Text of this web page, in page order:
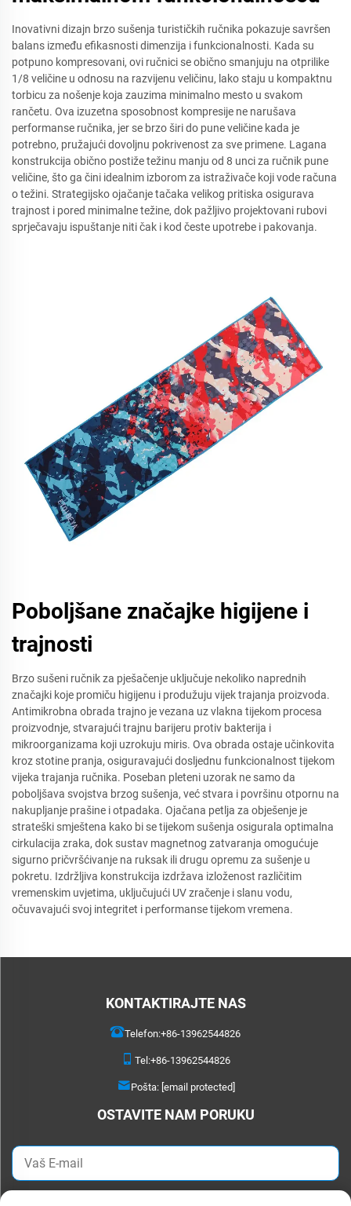
Inovativni dizajn brzo sušenja turističkih ručnika pokazuje savršen
balans između efikasnosti dimenzija i funkcionalnosti. Kada su
potpuno kompresovani, ovi ručnici se obično smanjuju na otprilike
1/8 veličine u odnosu na razvijenu veličinu, lako staju u kompaktnu
torbicu za nošenje koja zauzima minimalno mesto u svakom
rančetu. Ova izuzetna sposobnost kompresije ne narušava
performanse ručnika, jer se brzo širi do pune veličine kada je
potrebno, pružajući dovoljnu pokrivenost za sve primene. Lagana
konstrukcija obično postiže težinu manju od 8 unci za ručnik pune
veličine, što ga čini idealnim izborom za istraživače koji vode računa
o težini. Strategijsko ojačanje tačaka velikog pritiska osigurava
trajnost i pored minimalne težine, dok pažljivo projektovani rubovi
sprječavaju ispuštanje niti čak i kod česte upotrebe i pakovanja.
Poboljšane značajke higijene i
trajnosti
Brzo sušeni ručnik za pješačenje uključuje nekoliko naprednih
značajki koje promiču higijenu i produžuju vijek trajanja proizvoda.
Antimikrobna obrada trajno je vezana uz vlakna tijekom procesa
proizvodnje, stvarajući trajnu barijeru protiv bakterija i
mikroorganizama koji uzrokuju miris. Ova obrada ostaje učinkovita
kroz stotine pranja, osiguravajući dosljednu funkcionalnost tijekom
vijeka trajanja ručnika. Poseban pleteni uzorak ne samo da
poboljšava svojstva brzog sušenja, već stvara i površinu otpornu na
nakupljanje prašine i otpadaka. Ojačana petlja za obješenje je
strateški smještena kako bi se tijekom sušenja osigurala optimalna
cirkulacija zraka, dok sustav magnetnog zatvaranja omogućuje
sigurno pričvršćivanje na ruksak ili drugu opremu za sušenje u
pokretu. Izdržljiva konstrukcija izdržava izloženost različitim
vremenskim uvjetima, uključujući UV zračenje i slanu vodu,
očuvavajući svoj integritet i performanse tijekom vremena.
KONTAKTIRAJTE NAS
Telefon:+86-13962544826
Tel:+86-13962544826
Pošta: [email protected]
OSTAVITE NAM PORUKU